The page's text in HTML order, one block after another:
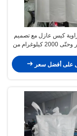
زاوية كيس عازل مع تصميم
مضاد للغبار وحتّى 2000 كيلوغرام من
القوية
على أفضل سعر